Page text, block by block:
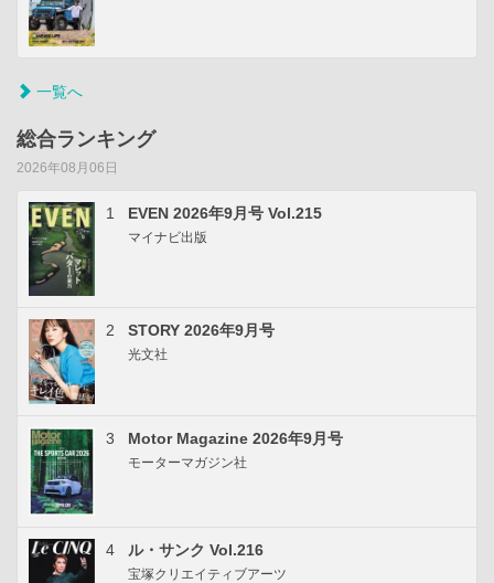
一覧へ
総合ランキング
2026年08月06日
1 EVEN 2026年9月号 Vol.215
マイナビ出版
2 STORY 2026年9月号
光文社
3 Motor Magazine 2026年9月号
モーターマガジン社
4 ル・サンク Vol.216
宝塚クリエイティブアーツ